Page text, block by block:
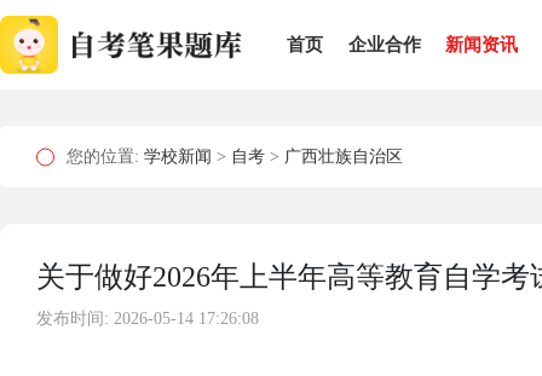
首页 企业合作 新闻资讯
您的位置: 学校新闻 > 自考 > 广西壮族自治区
关于做好2026年上半年高等教育自学
发布时间: 2026-05-14 17:26:08